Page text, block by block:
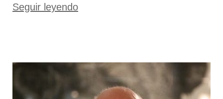
Seguir leyendo«Dra.